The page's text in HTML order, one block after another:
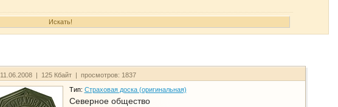
11.06.2008 | 125 Кбайт | просмотров: 1837
Тип: Страховая доска (оригинальная)
Северное общество